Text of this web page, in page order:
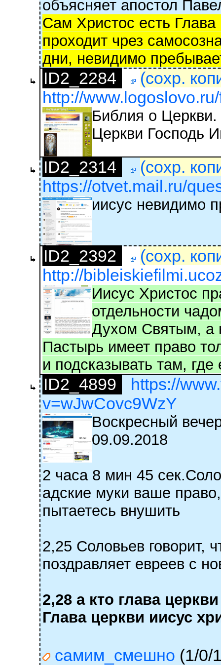
объясняет апостол
Сам Христос есть
проходит чрез
дни, невидимо
ID2_2284
(сохр.
http://
Библия о
Церкви Господь
ID2_2314
(сохр.
https://otvet.mail.ru/
иисус невидимо
ID2_2392
(сохр.
http://
Иисус Христос
отдельности
Духом Святым, а
Пастырь имеет право
и подсказывать там,
ID2_4899
https://
v=wJwCovc9WzY
Воскресный
09.09.2018
2 часа 8 мин 45
адские муки ваше
пытаетесь внушить
2,25 Соловьев говорит,
поздравляет евреев с
2,28 а кто глава
Глава церкви иисус
самим_смешно (1/0/